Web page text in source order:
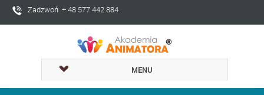
Zadzwoń + 48 577 442 884
MENU